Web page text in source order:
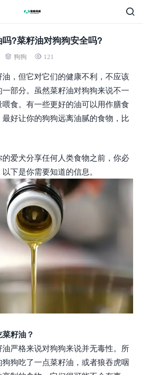
?菜籽油对狗狗安全吗?
狗狗 121
，但它对它们的健康不利，不应该
部分。虽然菜籽油对狗狗来说不一
食。有一些更好的油可以用作膳食
好让你的狗狗远离油腻的食物，比
爱犬分享任何人类食物之前，你必
下是你需要知道的信息。
籽油？
严格来说对狗狗来说并无毒性。所
狗吃了一点菜籽油，或者狼吞虎咽